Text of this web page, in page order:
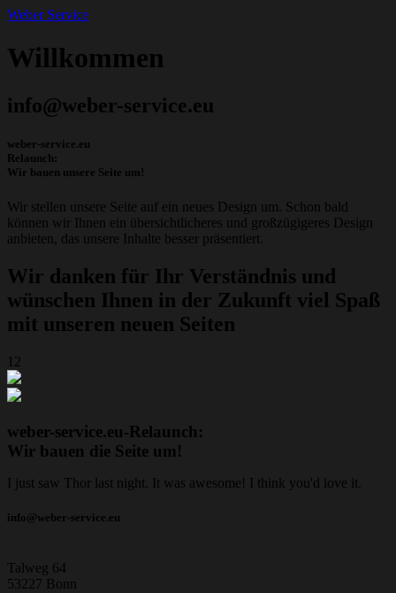
Weber Service
Willkommen
info@weber-service.eu
weber-service.eu
Relaunch:
Wir bauen unsere Seite um!
Wir stellen unsere Seite auf ein neues Design um. Schon bald
können wir Ihnen ein übersichtlicheres und großzügigeres Design
anbieten, das unsere Inhalte besser präsentiert.
Wir danken für Ihr Verständnis und
wünschen Ihnen in der Zukunft viel Spaß
mit unseren neuen Seiten
12
weber-service.eu-Relaunch:
Wir bauen die Seite um!
I just saw Thor last night. It was awesome! I think you'd love it.
info@weber-service.eu
Talweg 64
53227 Bonn